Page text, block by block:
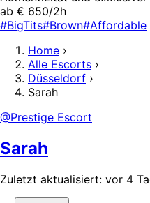
ab € 650/2h
#BigTits#Brown#Affordable
Home ›
Alle Escorts ›
Düsseldorf ›
Sarah
@Prestige Escort
Sarah
Zuletzt aktualisiert: vor 4